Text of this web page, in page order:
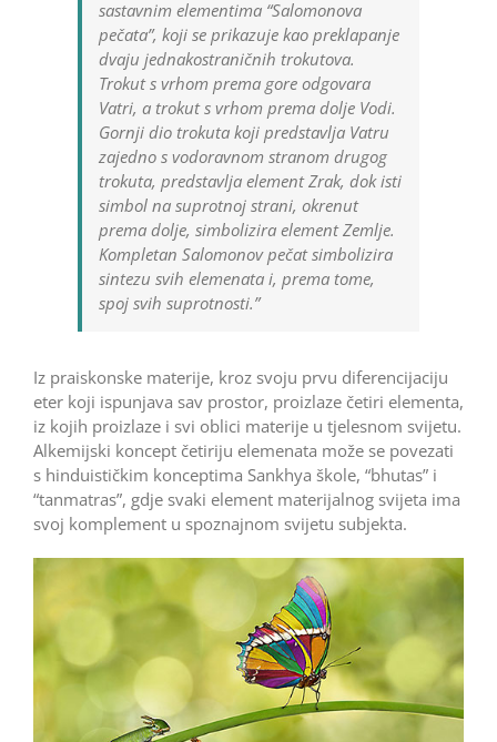
sastavnim elementima “Salomonova
pečata”, koji se prikazuje kao preklapanje
dvaju jednakostraničnih trokutova.
Trokut s vrhom prema gore odgovara
Vatri, a trokut s vrhom prema dolje Vodi.
Gornji dio trokuta koji predstavlja Vatru
zajedno s vodoravnom stranom drugog
trokuta, predstavlja element Zrak, dok isti
simbol na suprotnoj strani, okrenut
prema dolje, simbolizira element Zemlje.
Kompletan Salomonov pečat simbolizira
sintezu svih elemenata i, prema tome,
spoj svih suprotnosti.”
Iz praiskonske materije, kroz svoju prvu diferencijaciju
eter koji ispunjava sav prostor, proizlaze četiri elementa,
iz kojih proizlaze i svi oblici materije u tjelesnom svijetu.
Alkemijski koncept četiriju elemenata može se povezati
s hinduističkim konceptima Sankhya škole, “bhutas” i
“tanmatras”, gdje svaki element materijalnog svijeta ima
svoj komplement u spoznajnom svijetu subjekta.